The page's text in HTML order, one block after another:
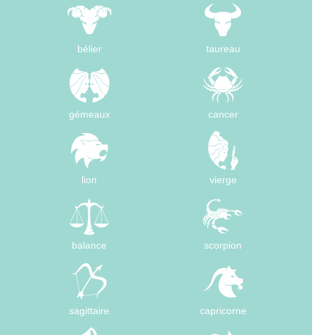
bélier taureau
gémeaux cancer
lion vierge
balance scorpion
sagittaire capricorne